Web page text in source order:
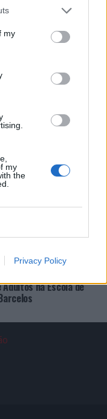
my
my
the
Privacy Policy
público de ideias
Porto
livro sobre as
Norte
VIDEOS
de kitesurf
finalistas em
Adultos na Escola de